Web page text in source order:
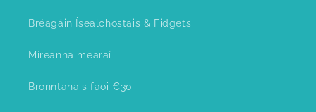
Bréagáin Ísealchostais & Fidgets
Míreanna mearaí
Bronntanais faoi €30